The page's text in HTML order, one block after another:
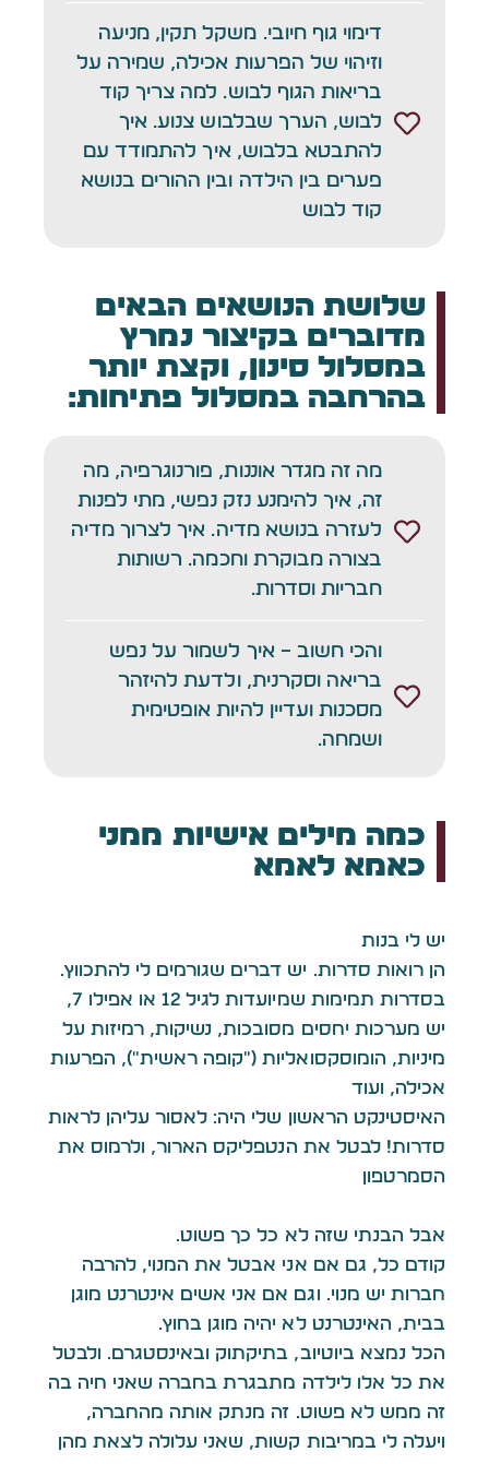
דימוי גוף חיובי. משקל תקין, מניעה
וזיהוי של הפרעות אכילה, שמירה על
בריאות הגוף לבוש. למה צריך קוד
לבוש, הערך שבלבוש צנוע. איך
להתבטא בלבוש, איך להתמודד עם
פערים בין הילדה ובין ההורים בנושא
קוד לבוש
שלושת הנושאים הבאים
מדוברים בקיצור נמרץ
במסלול סינון, וקצת יותר
בהרחבה במסלול פתיחות:
מה זה מגדר אוננות, פורנוגרפיה, מה
זה, איך להימנע נזק נפשי, מתי לפנות
לעזרה בנושא מדיה. איך לצרוך מדיה
בצורה מבוקרת וחכמה. רשותות
חבריות וסדרות.
והכי חשוב – איך לשמור על נפש
בריאה וסקרנית, ולדעת להיזהר
מסכנות ועדיין להיות אופטימית
ושמחה.
כמה מילים אישיות ממני
כאמא לאמא
יש לי בנות
הן רואות סדרות. יש דברים שגורמים לי להתכווץ.
בסדרות תמימות שמיועדות לגיל 12 או אפילו 7,
יש מערכות יחסים מסובכות, נשיקות, רמיזות על
מיניות, הומוסקסואליות (״קופה ראשית״), הפרעות
אכילה, ועוד
האיסטינקט הראשון שלי היה: לאסור עליהן לראות
סדרות! לבטל את הנטפליקס הארור, ולרמוס את
הסמרטפון
אבל הבנתי שזה לא כל כך פשוט.
קודם כל, גם אם אני אבטל את המנוי, להרבה
חברות יש מנוי. וגם אם אני אשים אינטרנט מוגן
בבית, האינטרנט לא יהיה מוגן בחוץ.
הכל נמצא ביוטיוב, בתיקתוק ובאינסטגרם. ולבטל
את כל אלו לילדה מתבגרת בחברה שאני חיה בה
זה ממש לא פשוט. זה מנתק אותה מהחברה,
ויעלה לי במריבות קשות, שאני עלולה לצאת מהן